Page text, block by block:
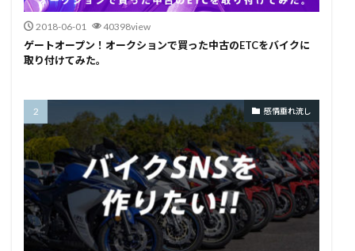
2018-06-01 40398view
ゲートオープン！オークションで買った中古のETCをバイクに
取り付けてみた。
感情垂れ流し